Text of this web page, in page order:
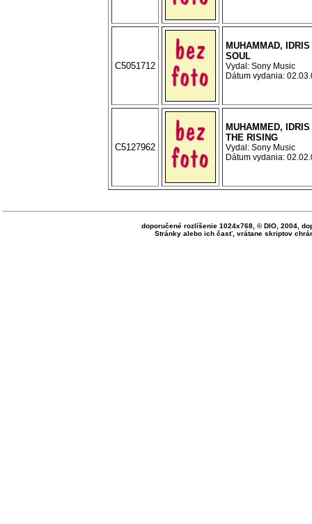
C5051712
MUHAMMAD,
SOUL
Vydal: Sony Music
Dátum vydania:
C5127962
MUHAMMED,
THE RISING
Vydal: Sony Music
Dátum vydania:
doporučené rozlíšenie 1024x768, © DIO, 2004,
Stránky alebo ich časť, vrátane skriptov